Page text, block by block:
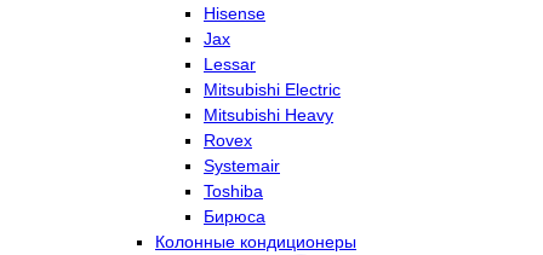
Hisense
Jax
Lessar
Mitsubishi Electric
Mitsubishi Heavy
Rovex
Systemair
Toshiba
Бирюса
Колонные кондиционеры